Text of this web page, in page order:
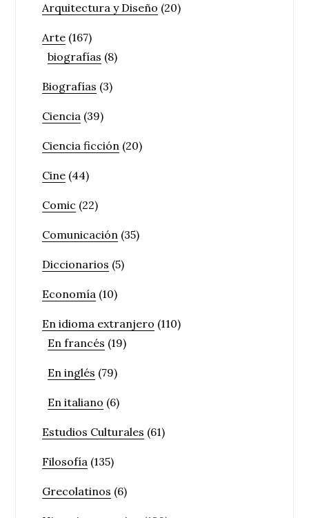
Arquitectura y Diseño (20)
Arte (167)
biografías (8)
Biografías (3)
Ciencia (39)
Ciencia ficción (20)
Cine (44)
Comic (22)
Comunicación (35)
Diccionarios (5)
Economía (10)
En idioma extranjero (110)
En francés (19)
En inglés (79)
En italiano (6)
Estudios Culturales (61)
Filosofía (135)
Grecolatinos (6)